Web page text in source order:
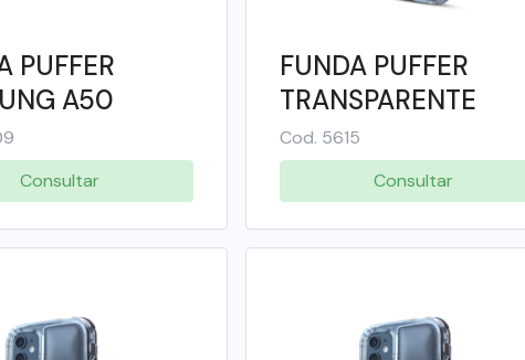
PUFFER
A50
Consultar
FUNDA PUFFER
TRANSPARENTE
COLOR IPHONE 11 -
SOUL
Cod. 5615
Consultar